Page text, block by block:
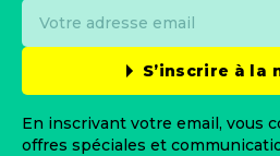
S’inscrire à la
En inscrivant votre email, vous
offres spéciales et